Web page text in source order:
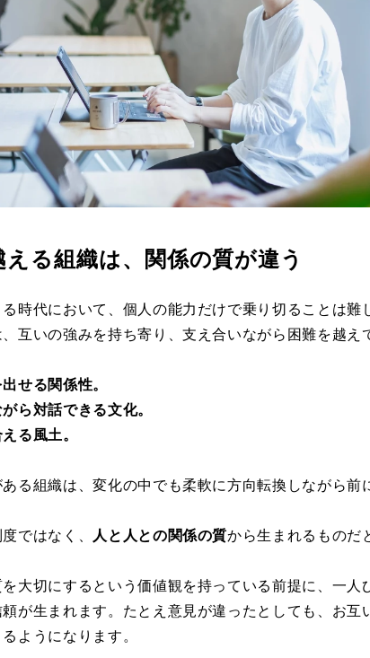
る組織は、関係の質が違う
時代において、個人の能力だけで乗り切ることは難
互いの強みを持ち寄り、支え合いながら困難を越え
せる関係性。
ら対話できる文化。
る風土。
る組織は、変化の中でも柔軟に方向転換しながら前
ではなく、 人と人との関係の質から生まれるものだ
大切にするという価値観を持っている前提に、一
が生まれます。 たとえ意見が違ったとしても、お
ようになります。